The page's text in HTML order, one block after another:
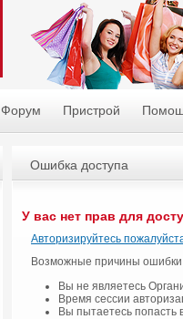
Форум Пристрой
Ошибка доступа
У вас нет прав для
Авторизируйтесь
Возможные причины
Вы не являетесь
Время сессии
Вы пытаетесь попасть